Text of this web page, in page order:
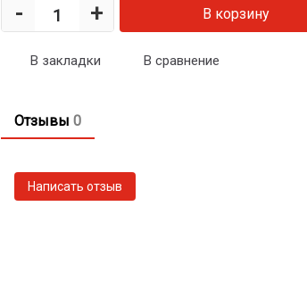
- + В корзину
В закладки В сравнение
Отзывы 0